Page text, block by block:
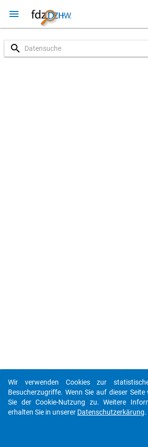
menu
search
Wir verwenden Cookies zur
Besucherzugriffe. Wenn Sie auf dieser
Sie der Cookie-Nutzung zu. Weitere
erhalten Sie in unserer Datenschutzerkärung.